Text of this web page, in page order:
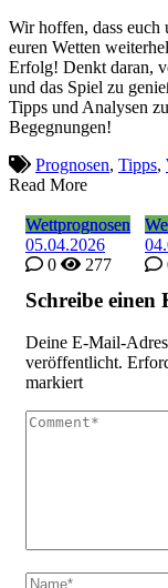
Wir hoffen, dass euch
euren Wetten
Erfolg! Denkt daran,
und das Spiel zu
Tipps und Analysen
Begegnungen!
Prognosen, Tipps,
Read More
Wettprognosen
Wettprognosen
05.04.2026
0
277
Schreibe einen
Deine E-Mail-
veröffentlicht.
markiert